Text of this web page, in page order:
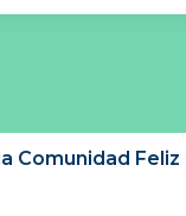
Comunidad Feliz